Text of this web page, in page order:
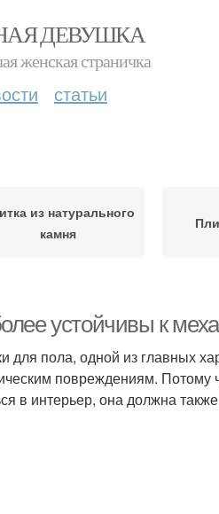
ДЕВУШКА
женская страничка
статьи
из натурального
камня
устойчивы к
для пола, одной из главных
повреждениям. Потому
в интерьер, она должна